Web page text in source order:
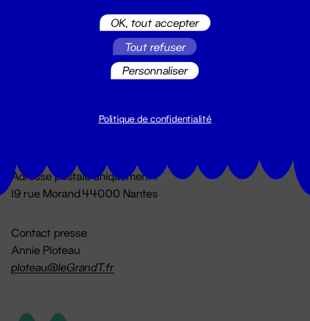
Du lundi au vendredi 14h → 18h
Adresse postale uniquement :
19 rue Morand 44000 Nantes
Contact presse
Annie Ploteau
ploteau@leGrandT.fr
OK, tout accepter
Tout refuser
Personnaliser
Politique de confidentialité